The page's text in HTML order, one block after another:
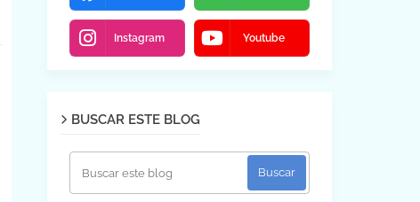
Instagram Youtube
BUSCAR ESTE BLOG